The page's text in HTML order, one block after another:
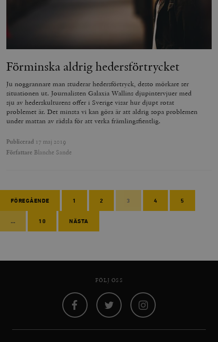
Förminska aldrig hedersförtrycket
Ju noggrannare man studerar hedersförtryck, desto mörkare ser
situationen ut. Journalisten Galaxia Wallins djupintervjuer med
sju av hederskulturens offer i Sverige visar hur djupt rotat
problemet är. Det minsta vi kan göra är att aldrig sopa problemen
under mattan av rädsla för att verka främlingsfientlig.
Publicerad 17 maj 2019
Författare Blanche Sande
FÖREGÅENDE 1 2 3 4 5
… 10 NÄSTA
FÖLJ OSS